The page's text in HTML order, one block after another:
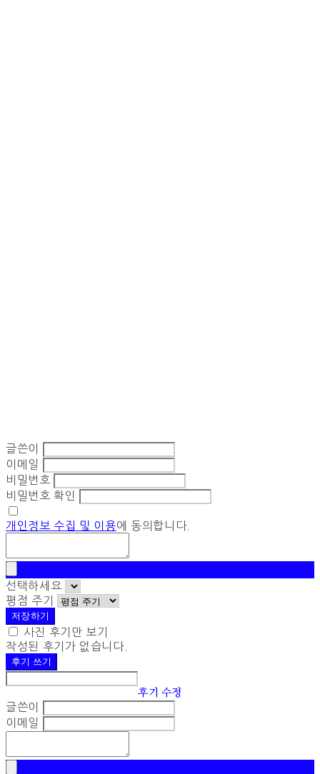
글쓴이
이메일
비밀번호
비밀번호 확인
개인정보 수집 및 이용에 동의합니다.
선택하세요
평점 주기
저장하기
사진 후기만 보기
작성된 후기가 없습니다.
후기 쓰기
후기 수정
글쓴이
이메일